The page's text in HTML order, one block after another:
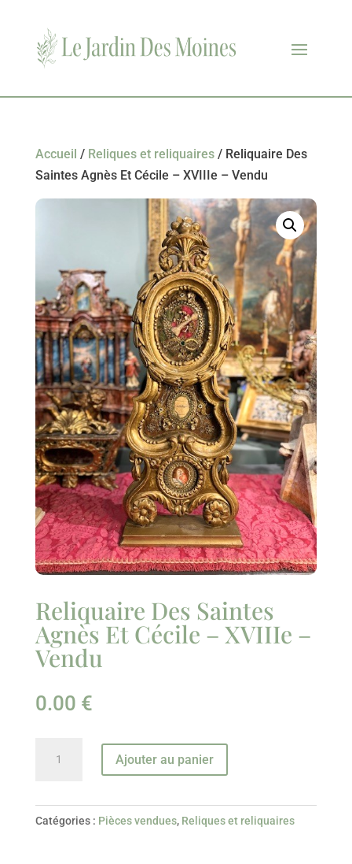
Accueil / Reliques et reliquaires/ Reliquaire Des
Saintes Agnès Et Cécile – XVIIIe – Vendu
Reliquaire Des Saintes
Agnès Et Cécile – XVIIIe –
Vendu
0.00 €
Ajouter au panier
Catégories : Pièces vendues, Reliques et reliquaires